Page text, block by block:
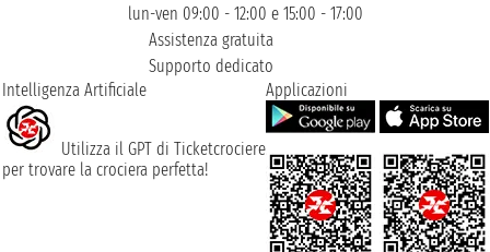
lun-ven 09:00 - 12:00 e 15:00 - 17:00
Assistenza gratuita
Supporto dedicato
Intelligenza Artificiale
Utilizza il GPT di Ticketcrociere
per trovare la crociera perfetta!
Applicazioni